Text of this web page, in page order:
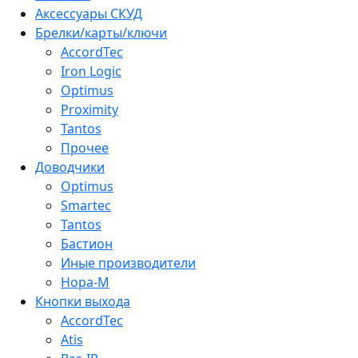
Аксессуары СКУД
Брелки/карты/ключи
AccordTec
Iron Logic
Optimus
Proximity
Tantos
Прочее
Доводчики
Optimus
Smartec
Tantos
Бастион
Иные производители
Нора-М
Кнопки выхода
AccordTec
Atis